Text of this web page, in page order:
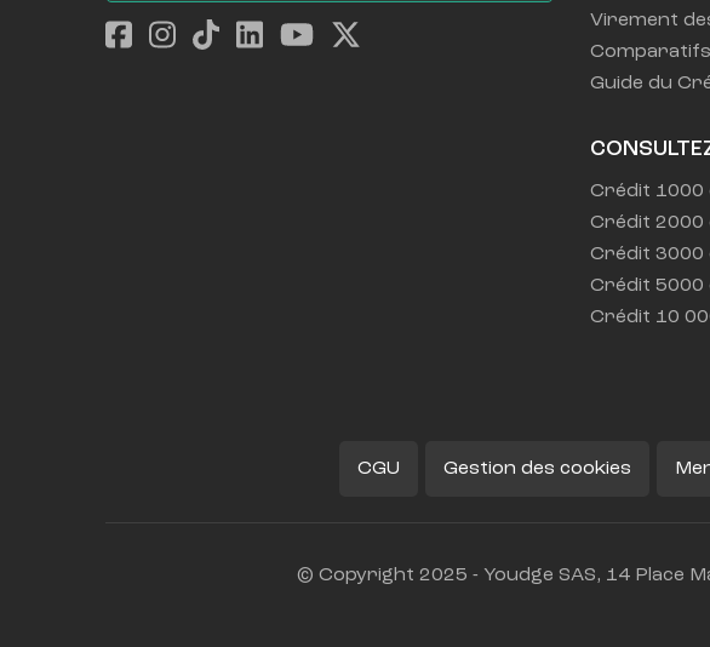
Virement
Guide du
Crédit 1000
Crédit 2000
Crédit 3000
Crédit 5000
Crédit 10
CGU Gestion des cookies
© Copyright 2025 - Youdge SAS, 14 Place